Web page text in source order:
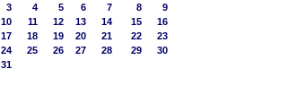
3 4 5 6 7 8
9
10 11 12 13 14 15
16
17 18 19 20 21 22
23
24 25 26 27 28 29
30
31